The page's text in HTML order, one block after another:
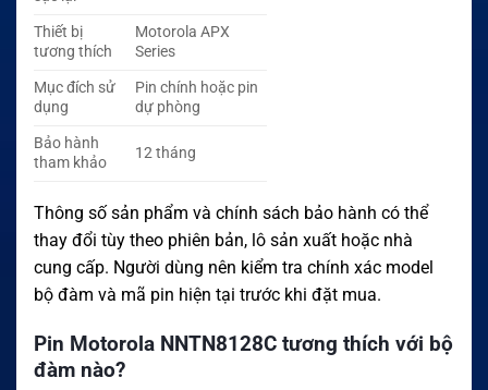
Thiết bị
tương thích
Motorola APX
Series
Mục đích sử
dụng
Pin chính hoặc pin
dự phòng
Bảo hành
tham khảo
12 tháng
Thông số sản phẩm và chính sách bảo hành có thể
thay đổi tùy theo phiên bản, lô sản xuất hoặc nhà
cung cấp. Người dùng nên kiểm tra chính xác model
bộ đàm và mã pin hiện tại trước khi đặt mua.
Pin Motorola NNTN8128C tương thích với bộ
đàm nào?